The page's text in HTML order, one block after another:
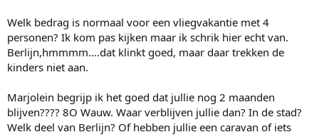
Welk bedrag is normaal voor een vliegvakantie met 4
personen? Ik kom pas kijken maar ik schrik hier echt van.
Berlijn,hmmmm....dat klinkt goed, maar daar trekken de
kinders niet aan.
Marjolein begrijp ik het goed dat jullie nog 2 maanden
blijven???? 8O Wauw. Waar verblijven jullie dan? In de stad?
Welk deel van Berlijn? Of hebben jullie een caravan of iets